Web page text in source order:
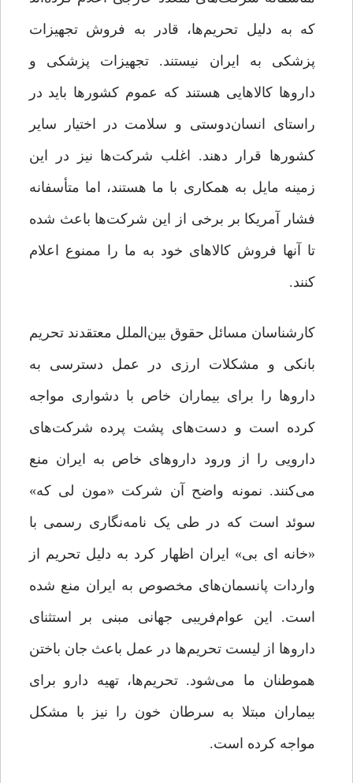
که به دلیل تحریم‌ها، قادر به فروش تجهیزات
پزشکی به ایران نیستند. تجهیزات پزشکی و
داروها کالاهایی هستند که عموم کشورها باید در
راستای انسان‌دوستی و سلامت در اختیار سایر
کشورها قرار دهند. اغلب شرکت‌ها نیز در این
زمینه مایل به همکاری با ما هستند، اما متأسفانه
فشار آمریکا بر برخی از این شرکت‌ها باعث شده
تا آنها فروش کالاهای خود به ما را ممنوع اعلام
کنند.
کارشناسان مسائل حقوق بین‌الملل معتقدند تحریم
بانکی و مشکلات ارزی در عمل دسترسی به
داروها را برای بیماران خاص با دشواری مواجه
کرده است و دست‌های پشت پرده شرکت‌های
دارویی را از ورود داروهای خاص به ایران منع
می‌کنند. نمونه واضح آن شرکت «مون لی که»
سوئد است که در طی یک نامه‌نگاری رسمی با
«خانه ای بی» ایران اظهار کرد به دلیل تحریم از
واردات پانسمان‌های مخصوص به ایران منع شده
است. این عوام‌فریبی جهانی مبنی بر استثنای
داروها از لیست تحریم‌ها در عمل باعث جان باختن
هموطنان ما می‌شود. تحریم‌ها، تهیه دارو برای
بیماران مبتلا به سرطان خون را نیز با مشکل
مواجه کرده است.